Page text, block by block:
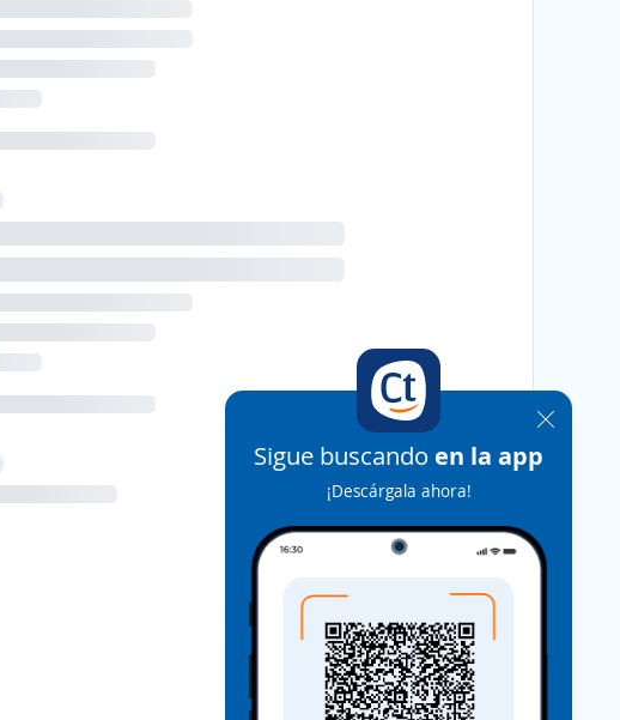
Sigue buscando en la app
¡Descárgala ahora!